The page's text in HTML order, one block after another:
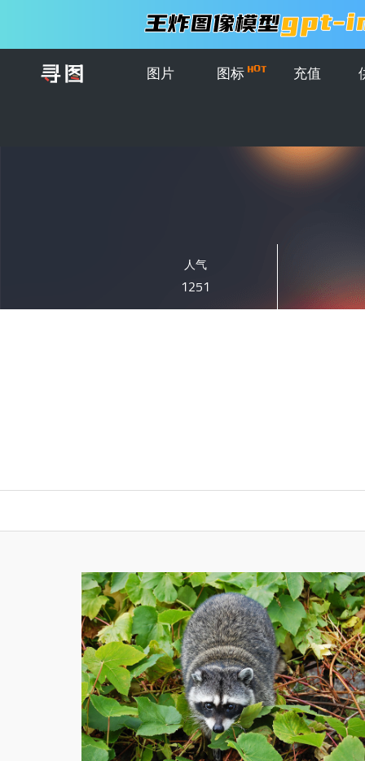
图片 图标 充值
人气
1251